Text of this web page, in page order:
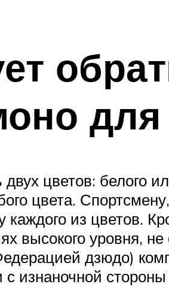
цветов: белого
цвета.
каждого из цветов.
высокого уровня,
дзюдо)
с изнаночной